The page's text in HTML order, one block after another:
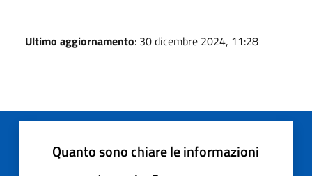
Ultimo aggiornamento: 30 dicembre 2024, 11:28
Quanto sono chiare le informazioni